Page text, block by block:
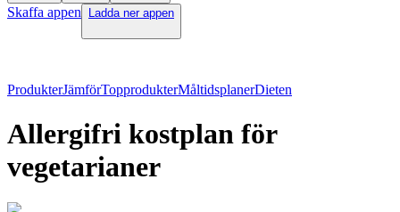
Skaffa appen Ladda ner appen
ProdukterJämförTopprodukterMåltidsplanerDieten
Allergifri kostplan för
vegetarianer